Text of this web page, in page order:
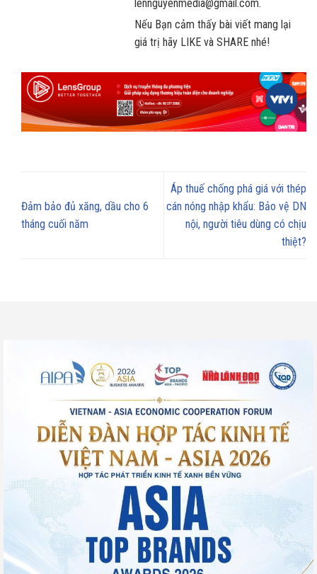
lennguyenmedia@gmail.com.
Nếu Bạn cảm thấy bài viết mang lại
giá trị hãy LIKE và SHARE nhé!
Đảm bảo đủ xăng, dầu cho 6
tháng cuối năm
Áp thuế chống phá giá với thép
cán nóng nhập khẩu: Bảo vệ DN
nội, người tiêu dùng có chịu
thiệt?